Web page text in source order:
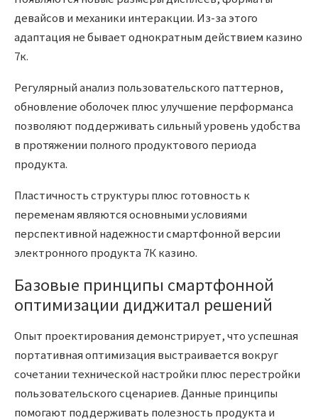
девайсов и механики интеракции. Из-за этого
адаптация не бывает однократным действием казино
7к.
Регулярный анализ пользовательского паттернов,
обновление оболочек плюс улучшение перформанса
позволяют поддерживать сильный уровень удобства
в протяжении полного продуктового периода
продукта.
Пластичность структуры плюс готовность к
переменам являются основными условиями
перспективной надежности смартфонной версии
электронного продукта 7К казино.
Базовые принципы смартфонной
оптимизации диджитал решений
Опыт проектирования демонстрирует, что успешная
портативная оптимизация выстраивается вокруг
сочетании технической настройки плюс перестройки
пользовательского сценариев. Данные принципы
помогают поддерживать полезность продукта и